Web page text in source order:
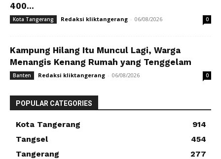
400...
Kota Tangerang Redaksi kliktangerang - 06/08/2026 0
Kampung Hilang Itu Muncul Lagi, Warga
Menangis Kenang Rumah yang Tenggelam
Banten Redaksi kliktangerang - 06/08/2026 0
POPULAR CATEGORIES
Kota Tangerang
914
Tangsel
454
Tangerang
277